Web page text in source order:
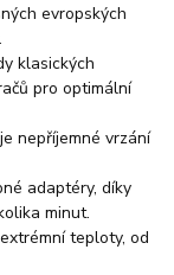
evropských
klasických
pro optimální
nepříjemné vrzání
adaptéry, díky
minut.
teploty, od